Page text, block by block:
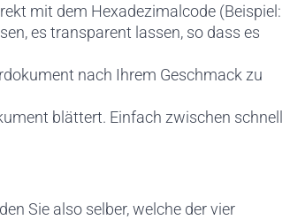
mit dem Hexadezimalcode (Beispiel:
es transparent lassen, so dass es
nach Ihrem Geschmack zu
blättert. Einfach zwischen schnell
Sie also selber, welche der vier